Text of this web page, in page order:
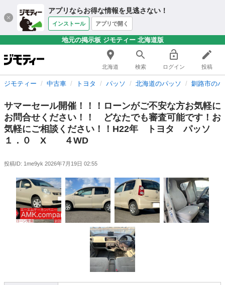
アプリならお得な情報を見逃さない！
インストール アプリで開く
地元の掲示板 ジモティー 北海道版
北海道 検索 ログイン 投稿
ジモティー 中古車 トヨタ パッソ 北海道のパッソ 釧路市の
サマーセール開催！！！ローンがご不安な方お気軽に
お問合せください！！ どなたでも審査可能です！お
気軽にご相談ください！！H22年 トヨタ パッソ
１．０ X ４WD
投稿ID: 1me9yk 2026年7月19日 02:55